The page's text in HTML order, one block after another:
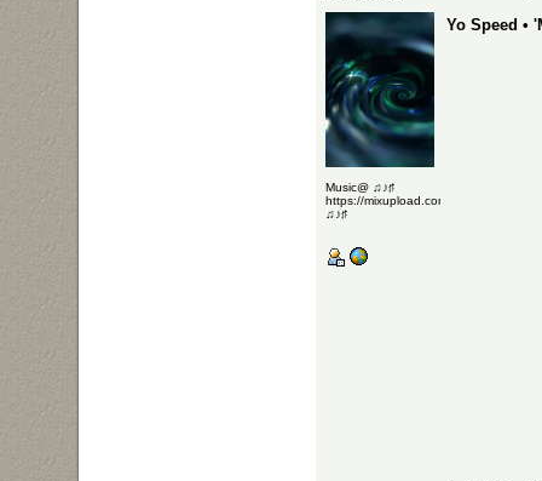
Music@ ♫♪♯
https://mixupload.com/u/Katarameno/
♫♪♯
Yo Speed •